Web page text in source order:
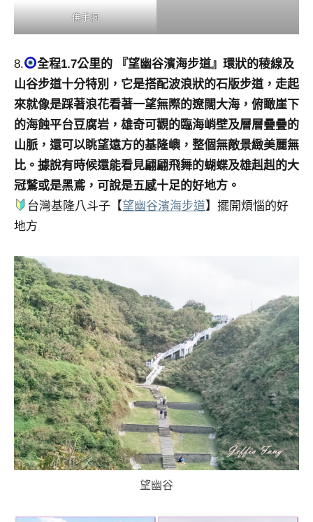
佛手洞
8.
全程1.7公里的 『望幽谷濱海步道』環狀的稜線及
山谷步道十分特別，它是搭配波浪狀的石版步道，走起
來就像是踩著浪花看著一望無際的遼闊大海，俯瞰崖下
的海蝕平台豆腐岩，雄奇可觀的臨海峭壁及層層疊疊的
山脈，還可以眺望遠方的基隆嶼，整個無敵景緻美麗無
比。據說有時候還能看見翩翩飛舞的蝴蝶及雄赳赳的大
冠鷲或是黑鳶，可說是五感十足的好地方。
台灣基隆八斗子【望幽谷濱海步道】擺開煩惱的好
地方
望幽谷